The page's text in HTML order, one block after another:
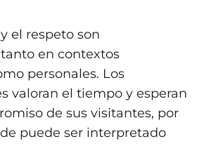
el respeto son
en contextos
personales. Los
valoran el tiempo y esperan
de sus visitantes, por
puede ser interpretado